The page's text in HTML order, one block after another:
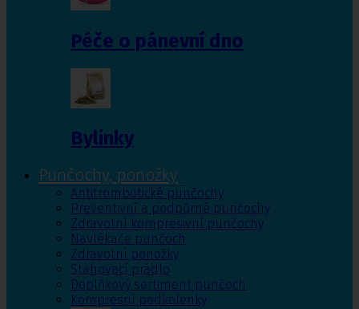
Péče o pánevní dno
Bylinky
Punčochy, ponožky
Antitrombotické punčochy
Preventivní a podpůrné punčochy
Zdravotní kompresivní punčochy
Navlékače punčoch
Zdravotní ponožky
Stahovací prádlo
Doplňkový sortiment punčoch
Kompresní podkolenky